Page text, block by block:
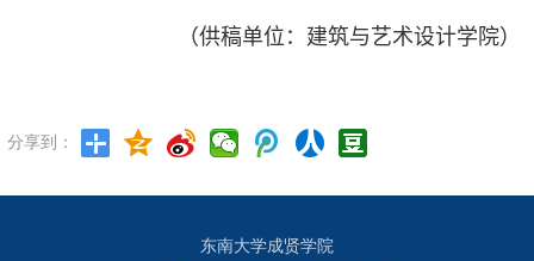
（供稿单位：建筑与艺术设计学院）
分享到：
东南大学成贤学院